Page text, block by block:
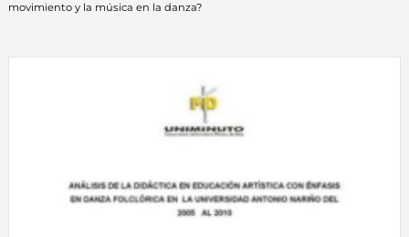
movimiento y la música en la danza?